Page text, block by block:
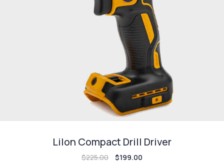
LiIon Compact Drill Driver
$225.00 $199.00